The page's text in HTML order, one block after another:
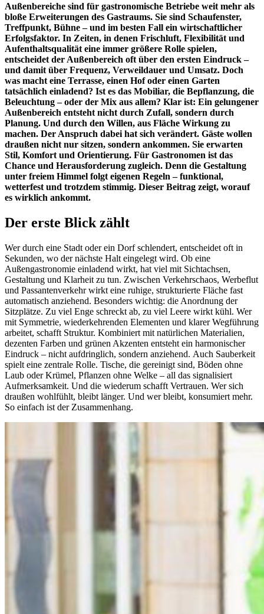
Außenbereiche sind für gastronomische Betriebe weit mehr als
bloße Erweiterungen des Gastraums. Sie sind Schaufenster,
Treffpunkt, Bühne – und im besten Fall ein wirtschaftlicher
Erfolgsfaktor. In Zeiten, in denen Frischluft, Flexibilität und
Aufenthaltsqualität eine immer größere Rolle spielen,
entscheidet der Außenbereich oft über den ersten Eindruck –
und damit über Frequenz, Verweildauer und Umsatz. Doch
was macht eine Terrasse, einen Hof oder einen Garten
tatsächlich einladend? Ist es das Mobiliar, die Bepflanzung, die
Beleuchtung – oder der Mix aus allem? Klar ist: Ein gelungener
Außenbereich entsteht nicht durch Zufall, sondern durch
Planung. Und durch den Willen, aus Fläche Wirkung zu
machen. Der Anspruch dabei hat sich verändert. Gäste wollen
draußen nicht nur sitzen, sondern ankommen. Sie erwarten
Stil, Komfort und Orientierung. Für Gastronomen ist das
Chance und Herausforderung zugleich. Denn die Gestaltung
unter freiem Himmel folgt eigenen Regeln – funktional,
wetterfest und trotzdem stimmig. Dieser Beitrag zeigt, worauf
es wirklich ankommt.
Der erste Blick zählt
Wer durch eine Stadt oder ein Dorf schlendert, entscheidet oft in
Sekunden, wo der nächste Halt eingelegt wird. Ob eine
Außengastronomie einladend wirkt, hat viel mit Sichtachsen,
Gestaltung und Klarheit zu tun. Zwischen Verkehrschaos, Werbeflut
und Passantenverkehr wirkt eine ruhige, strukturierte Fläche fast
automatisch anziehend. Besonders wichtig: die Anordnung der
Sitzplätze. Zu viel Enge schreckt ab, zu viel Leere wirkt kühl. Wer
mit Symmetrie, wiederkehrenden Elementen und klarer Wegführung
arbeitet, schafft Struktur. Kombiniert mit natürlichen Materialien,
dezenten Farben und grünen Akzenten entsteht ein harmonischer
Eindruck – nicht aufdringlich, sondern anziehend. Auch Sauberkeit
spielt eine zentrale Rolle. Tische, die gereinigt sind, Böden ohne
Laub oder Krümel, Pflanzen ohne Welke – all das signalisiert
Aufmerksamkeit. Und die wiederum schafft Vertrauen. Wer sich
draußen wohlfühlt, bleibt länger. Und wer bleibt, konsumiert mehr.
So einfach ist der Zusammenhang.